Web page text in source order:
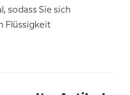
sodass Sie sich
Flüssigkeit